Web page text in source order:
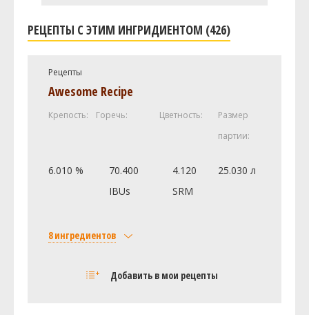
РЕЦЕПТЫ С ЭТИМ ИНГРИДИЕНТОМ (426)
Рецепты
Добавить в мои рецепты
Awesome Recipe
Крепость: Горечь: Цветность:
Размер
партии:
6.010 %
70.400
IBUs
4.120
SRM
25.030 л
8 ингредиентов